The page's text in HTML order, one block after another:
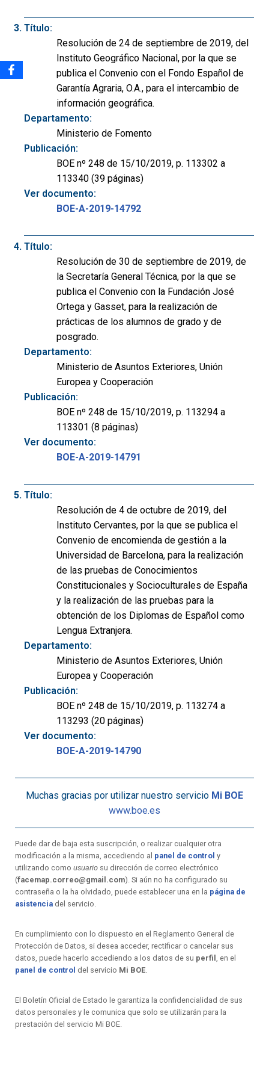
Título:
Resolución de 24 de septiembre de 2019, del
Instituto Geográfico Nacional, por la que se
publica el Convenio con el Fondo Español de
Garantía Agraria, O.A., para el intercambio de
información geográfica.
Departamento:
Ministerio de Fomento
Publicación:
BOE nº 248 de 15/10/2019, p. 113302 a
113340 (39 páginas)
Ver documento:
BOE-A-2019-14792
Título:
Resolución de 30 de septiembre de 2019, de
la Secretaría General Técnica, por la que se
publica el Convenio con la Fundación José
Ortega y Gasset, para la realización de
prácticas de los alumnos de grado y de
posgrado.
Departamento:
Ministerio de Asuntos Exteriores, Unión
Europea y Cooperación
Publicación:
BOE nº 248 de 15/10/2019, p. 113294 a
113301 (8 páginas)
Ver documento:
BOE-A-2019-14791
Título:
Resolución de 4 de octubre de 2019, del
Instituto Cervantes, por la que se publica el
Convenio de encomienda de gestión a la
Universidad de Barcelona, para la realización
de las pruebas de Conocimientos
Constitucionales y Socioculturales de España
y la realización de las pruebas para la
obtención de los Diplomas de Español como
Lengua Extranjera.
Departamento:
Ministerio de Asuntos Exteriores, Unión
Europea y Cooperación
Publicación:
BOE nº 248 de 15/10/2019, p. 113274 a
113293 (20 páginas)
Ver documento:
BOE-A-2019-14790
Muchas gracias por utilizar nuestro servicio Mi BOE
www.boe.es
Puede dar de baja esta suscripción, o realizar cualquier otra
modificación a la misma, accediendo al panel de control y
utilizando como usuario su dirección de correo electrónico
(facemap.correo@gmail.com). Si aún no ha configurado su
contraseña o la ha olvidado, puede establecer una en la página de
asistencia del servicio.
En cumplimiento con lo dispuesto en el Reglamento General de
Protección de Datos, si desea acceder, rectificar o cancelar sus
datos, puede hacerlo accediendo a los datos de su perfil , en el
panel de control del servicio Mi BOE.
El Boletín Oficial de Estado le garantiza la confidencialidad de sus
datos personales y le comunica que solo se utilizarán para la
prestación del servicio Mi BOE.